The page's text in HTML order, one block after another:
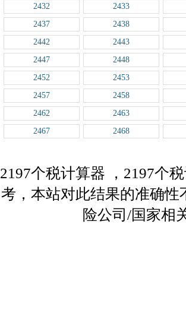
2432
2433
2437
2438
2442
2443
2447
2448
2452
2453
2457
2458
2462
2463
2467
2468
2197个税计算器
，2197个
考，本站对此结果的准确
险公司/国家相